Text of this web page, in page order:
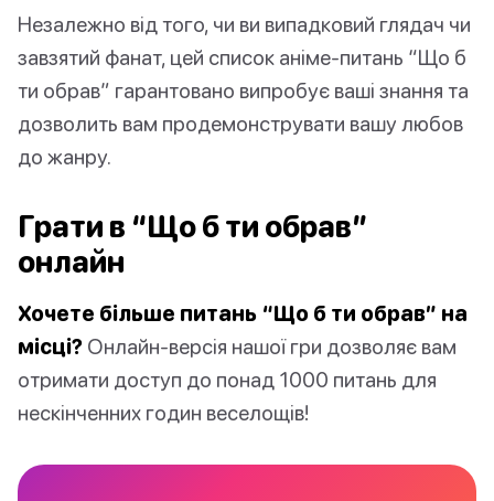
Незалежно від того, чи ви випадковий глядач чи
завзятий фанат, цей список аніме-питань “Що б
ти обрав” гарантовано випробує ваші знання та
дозволить вам продемонструвати вашу любов
до жанру.
Грати в “Що б ти обрав”
онлайн
Хочете більше питань “Що б ти обрав” на
місці? Онлайн-версія нашої гри дозволяє вам
отримати доступ до понад 1000 питань для
нескінченних годин веселощів!